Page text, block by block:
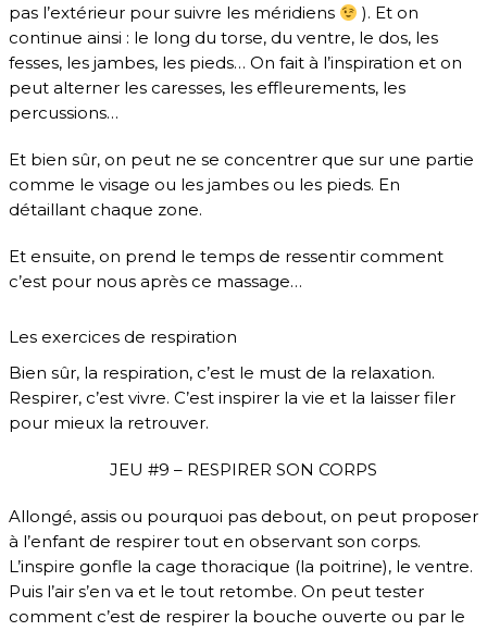
pas l’extérieur pour suivre les méridiens
). Et on
continue ainsi : le long du torse, du ventre, le dos, les
fesses, les jambes, les pieds… On fait à l’inspiration et on
peut alterner les caresses, les effleurements, les
percussions…
Et bien sûr, on peut ne se concentrer que sur une partie
comme le visage ou les jambes ou les pieds. En
détaillant chaque zone.
Et ensuite, on prend le temps de ressentir comment
c’est pour nous après ce massage…
Les exercices de respiration
Bien sûr, la respiration, c’est le must de la relaxation.
Respirer, c’est vivre. C’est inspirer la vie et la laisser filer
pour mieux la retrouver.
JEU #9 – RESPIRER SON CORPS
Allongé, assis ou pourquoi pas debout, on peut proposer
à l’enfant de respirer tout en observant son corps.
L’inspire gonfle la cage thoracique (la poitrine), le ventre.
Puis l’air s’en va et le tout retombe. On peut tester
comment c’est de respirer la bouche ouverte ou par le